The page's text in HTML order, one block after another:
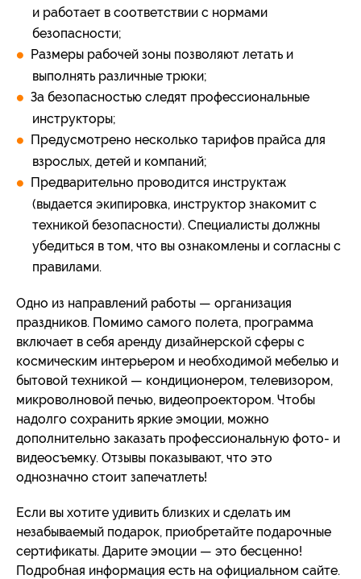
и работает в соответствии с нормами
безопасности;
Размеры рабочей зоны позволяют летать и
выполнять различные трюки;
За безопасностью следят профессиональные
инструкторы;
Предусмотрено несколько тарифов прайса для
взрослых, детей и компаний;
Предварительно проводится инструктаж
(выдается экипировка, инструктор знакомит с
техникой безопасности). Специалисты должны
убедиться в том, что вы ознакомлены и согласны с
правилами.
Одно из направлений работы — организация
праздников. Помимо самого полета, программа
включает в себя аренду дизайнерской сферы с
космическим интерьером и необходимой мебелью и
бытовой техникой — кондиционером, телевизором,
микроволновой печью, видеопроектором. Чтобы
надолго сохранить яркие эмоции, можно
дополнительно заказать профессиональную фото- и
видеосъемку. Отзывы показывают, что это
однозначно стоит запечатлеть!
Если вы хотите удивить близких и сделать им
незабываемый подарок, приобретайте подарочные
сертификаты. Дарите эмоции — это бесценно!
Подробная информация есть на официальном сайте.